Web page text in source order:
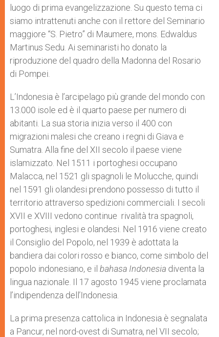
luogo di prima evangelizzazione. Su questo tema ci
siamo intrattenuti anche con il rettore del Seminario
maggiore “S. Pietro” di Maumere, mons. Edwaldus
Martinus Sedu. Ai seminaristi ho donato la
riproduzione del quadro della Madonna del Rosario
di Pompei.
L’Indonesia è l’arcipelago più grande del mondo con
13.000 isole ed è il quarto paese per numero di
abitanti. La sua storia inizia verso il 400 con
migrazioni malesi che creano i regni di Giava e
Sumatra. Alla fine del XII secolo il paese viene
islamizzato. Nel 1511 i portoghesi occupano
Malacca, nel 1521 gli spagnoli le Molucche, quindi
nel 1591 gli olandesi prendono possesso di tutto il
territorio attraverso spedizioni commerciali. I secoli
XVII e XVIII vedono continue rivalità tra spagnoli,
portoghesi, inglesi e olandesi. Nel 1916 viene creato
il Consiglio del Popolo, nel 1939 è adottata la
bandiera dai colori rosso e bianco, come simbolo del
popolo indonesiano, e il bahasa Indonesia diventa la
lingua nazionale. Il 17 agosto 1945 viene proclamata
l’indipendenza dell’Indonesia.
La prima presenza cattolica in Indonesia è segnalata
a Pancur, nel nord-ovest di Sumatra, nel VII secolo;